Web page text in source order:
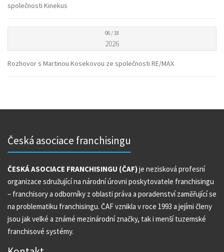
společnosti Kinekus
06 / 18
2026
Rozhovor s Martinou Kosekovou ze společnosti RE/MAX
Česká asociace franchisingu
ČESKÁ ASOCIACE FRANCHISINGU (ČAF)je nezisková profesní
organizace sdružující na národní úrovni poskytovatele franchisingu
– franchisory a odborníky z oblasti práva a poradenství zaměřující se
na problematiku franchisingu. ČAF vznikla v roce 1993 a jejími členy
jsou jak velké a známé mezinárodní značky, tak i menší tuzemské
franchisové systémy.